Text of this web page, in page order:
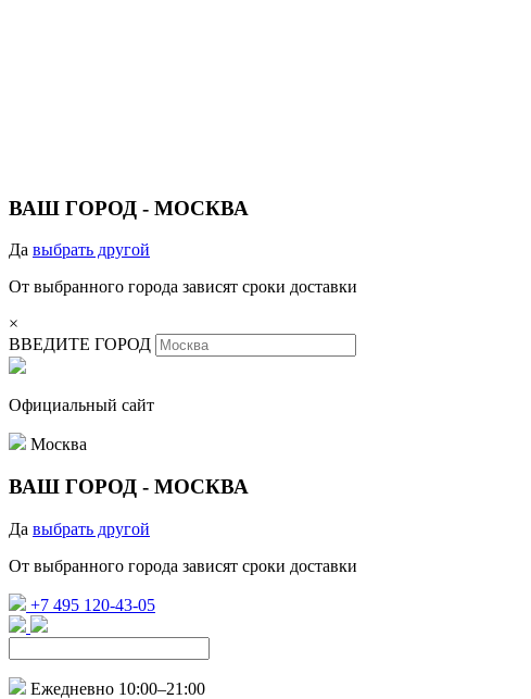
ВАШ ГОРОД - МОСКВА
Да выбрать другой
От выбранного города зависят сроки доставки
×
ВВЕДИТЕ ГОРОД
Официальный сайт
Москва
ВАШ ГОРОД - МОСКВА
Да выбрать другой
От выбранного города зависят сроки доставки
+7 495 120-43-05
Ежедневно 10:00–21:00